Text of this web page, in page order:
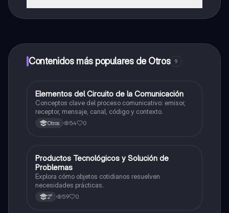
a determinadas funciones.
Contenidos más populares de Otros 9
EOtros
Elementos del Circuito de la Comunicación
Conceptos clave del proceso comunicativo: emisor,
receptor, mensaje, canal, código y contexto.
Otros 54 0
POtros
Productos Tecnológicos y Solución de
Problemas
Explora cómo objetos cotidianos resuelven
necesidades prácticas.
2° 59 0